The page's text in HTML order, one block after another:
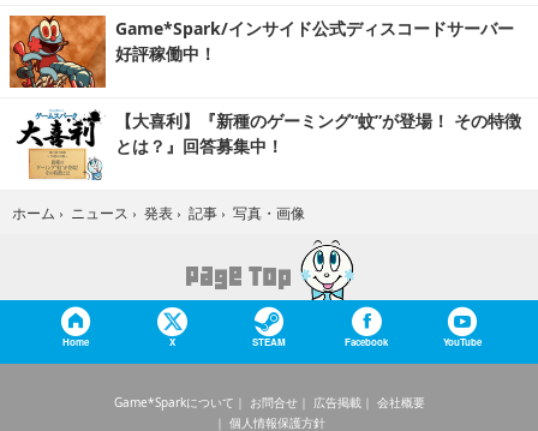
Game*Spark/インサイド公式ディスコードサーバー
好評稼働中！
【大喜利】『新種のゲーミング“蚊”が登場！ その特徴
とは？』回答募集中！
ホーム › ニュース › 発表 › 記事 › 写真・画像
Home X STEAM Facebook YouTube
Game*Sparkについて お問合せ 広告掲載
会社概要
個人情報保護方針